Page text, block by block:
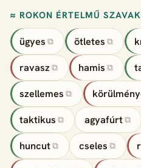
≈ ROKON ÉRTELMŰ SZAVAK
ügyes ⧉ ötletes ⧉
ravasz ⧉ hamis ⧉
szellemes ⧉
taktikus ⧉ agyafúrt ⧉
huncut ⧉ cseles ⧉